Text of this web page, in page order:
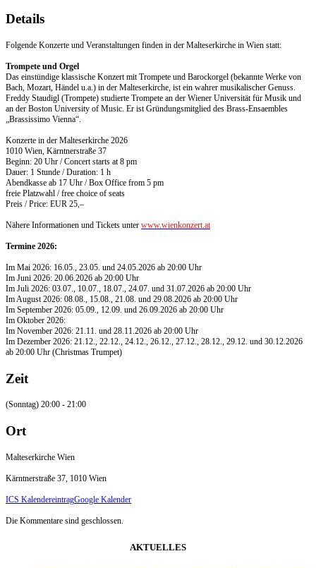
Details
Folgende Konzerte und Veranstaltungen finden in der Malteserkirche in Wien statt:
Trompete und Orgel
Das einstündige klassische Konzert mit Trompete und Barockorgel (bekannte Werke von
Bach, Mozart, Händel u.a.) in der Malteserkirche, ist ein wahrer musikalischer Genuss.
Freddy Staudigl (Trompete) studierte Trompete an der Wiener Universität für Musik und
an der Boston University of Music. Er ist Gründungsmitglied des Brass-Ensaembles
„Brassissimo Vienna“.
Konzerte in der Malteserkirche 2026
1010 Wien, Kärntnerstraße 37
Beginn: 20 Uhr / Concert starts at 8 pm
Dauer: 1 Stunde / Duration: 1 h
Abendkasse ab 17 Uhr / Box Office from 5 pm
freie Platzwahl / free choice of seats
Preis / Price: EUR 25,–
Nähere Informationen und Tickets unter www.wienkonzert.at
Termine 2026:
Im Mai 2026: 16.05., 23.05. und 24.05.2026 ab 20:00 Uhr
Im Juni 2026: 20.06.2026 ab 20:00 Uhr
Im Juli 2026: 03.07., 10.07., 18.07., 24.07. und 31.07.2026 ab 20:00 Uhr
Im August 2026: 08.08., 15.08., 21.08. und 29.08.2026 ab 20:00 Uhr
Im September 2026: 05.09., 12.09. und 26.09.2026 ab 20:00 Uhr
Im Oktober 2026:
Im November 2026: 21.11. und 28.11.2026 ab 20:00 Uhr
Im Dezember 2026: 21.12., 22.12., 24.12., 26.12., 27.12., 28.12., 29.12. und 30.12.2026
ab 20:00 Uhr (Christmas Trumpet)
Zeit
(Sonntag) 20:00 - 21:00
Ort
Malteserkirche Wien
Kärntnerstraße 37, 1010 Wien
ICS KalendereintragGoogle Kalender
Die Kommentare sind geschlossen.
AKTUELLES